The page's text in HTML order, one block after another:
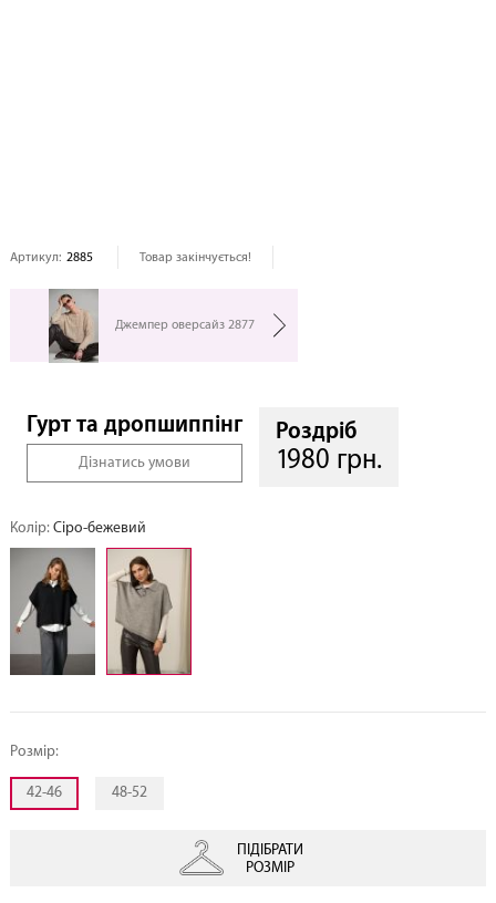
Артикул: 2885 Товар закінчується!
Джемпер оверсайз 2877
Гурт та дропшиппінг
Дізнатись умови
Роздріб
1980 грн.
Колір: Сіро-бежевий
Розмір:
42-46 48-52
ПІДІБРАТИ
РОЗМІР